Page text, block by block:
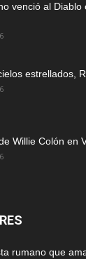
venció al Diablo
estrellados,
Willie Colón en
rumano que